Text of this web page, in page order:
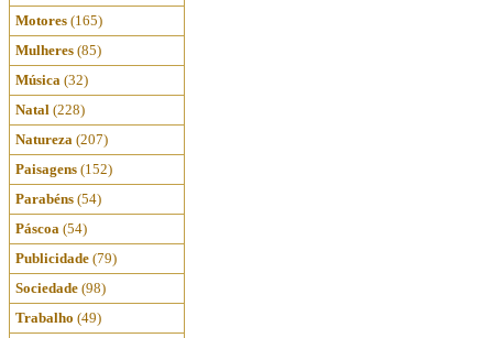
Motores (165)
Mulheres (85)
Música (32)
Natal (228)
Natureza (207)
Paisagens (152)
Parabéns (54)
Páscoa (54)
Publicidade (79)
Sociedade (98)
Trabalho (49)